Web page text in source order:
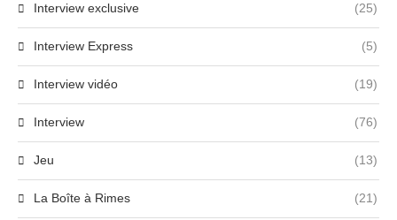
Interview exclusive (25)
Interview Express (5)
Interview vidéo (19)
Interview (76)
Jeu (13)
La Boîte à Rimes (21)